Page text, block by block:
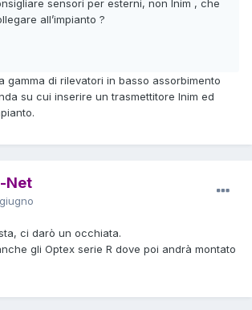
sensori per esterni, non Inim , che
all’impianto ?
gamma di rilevatori in basso assorbimento
su cui inserire un trasmettitore Inim ed
Net
ci darò un occhiata.
gli Optex serie R dove poi andrà montato